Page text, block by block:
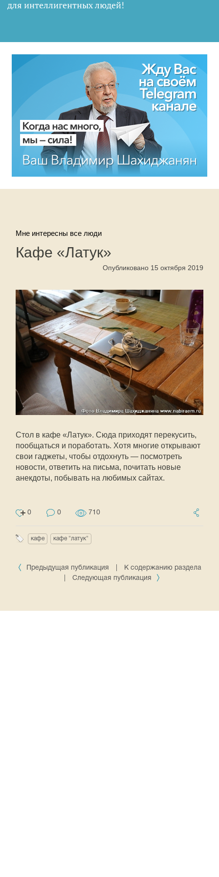
для интеллигентных людей!
Мне интересны все люди
Кафе «Латук»
Опубликовано 15 октября 2019
Стол в кафе «Латук». Сюда приходят перекусить,
пообщаться и поработать. Хотя многие открывают
свои гаджеты, чтобы отдохнуть — посмотреть
новости, ответить на письма, почитать новые
анекдоты, побывать на любимых сайтах.
0 0 710
кафе кафе "латук"
Предыдущая публикация
К содержанию раздела
Следующая публикация